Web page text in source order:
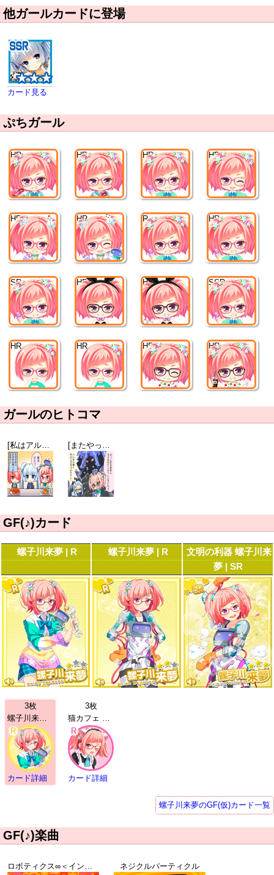
他ガールカードに登場
カード見る
ぷちガール
HR HR HR HR
HR HR R HR
SR HR HR SSR
HR HR HR HR
ガールのヒトコマ
GF(♪)カード
螺子川来夢 | R 螺子川来夢 | R
文明の利器 螺子川来
夢 | SR
3枚
R
カード詳細
3枚
R
カード詳細
螺子川来夢のGF(仮)カード一覧
GF(♪)楽曲
ネジクルパーティクル